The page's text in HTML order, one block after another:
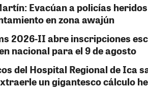
Evacúan a policías
en zona awajún
2026-II abre inscripciones
nacional para el 9 de agosto
del Hospital Regional de Ica
un gigantesco cálculo